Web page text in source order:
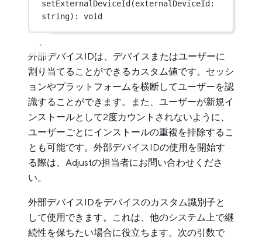
setExternalDeviceId (externalDeviceId:
string): void
外部デバイスIDは、デバイスまたはユーザーに
割り当てることができるカスタム値です。セッシ
ョンやプラットフォームを横断してユーザーを認
識することができます。また、ユーザーが新規イ
ンストールとして2度カウントされないように、
ユーザーごとにインストールの重複を排除するこ
とも可能です。外部デバイスIDの使用を開始す
る際は、Adjustの担当者にお問い合わせくださ
い。
外部デバイスIDをデバイスのカスタム識別子と
して使用できます。これは、他のシステム上で継
続性を保ちたい場合に役立ちます。次の引数で